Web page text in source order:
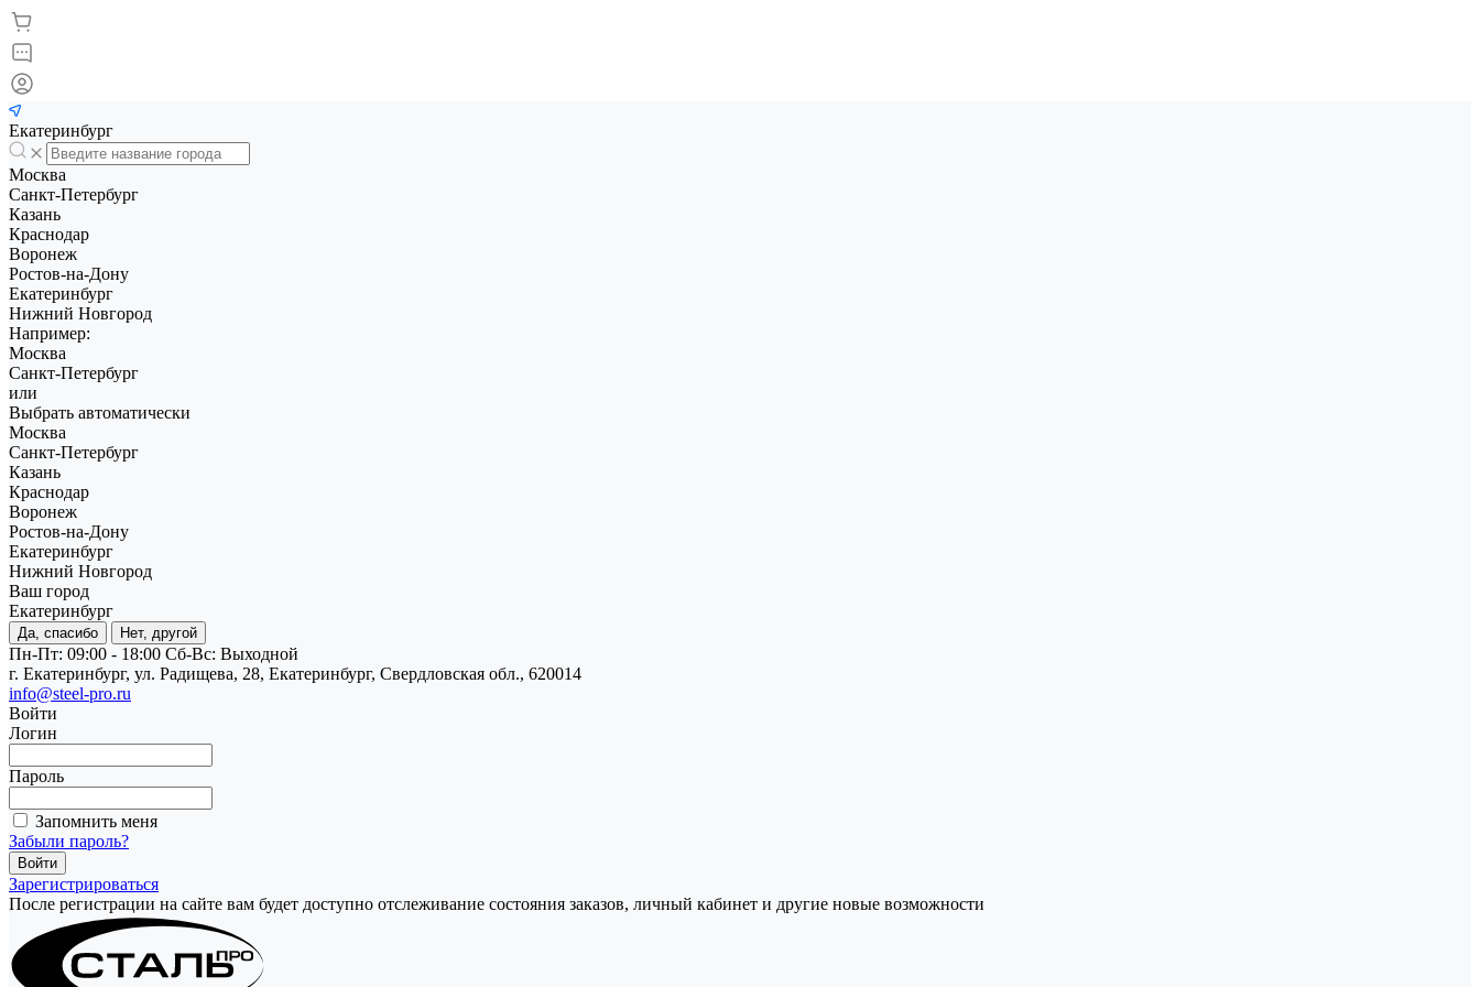
Екатеринбург
Москва
Санкт-Петербург
Казань
Краснодар
Воронеж
Ростов-на-Дону
Екатеринбург
Нижний Новгород
Например:
Москва
Санкт-Петербург
или
Выбрать автоматически
Москва
Санкт-Петербург
Казань
Краснодар
Воронеж
Ростов-на-Дону
Екатеринбург
Нижний Новгород
Ваш город
Екатеринбург
Да, спасибо Нет, другой
Пн-Пт: 09:00 - 18:00 Cб-Вс: Выходной
г. Екатеринбург, ул. Радищева, 28, Екатеринбург, Свердловская обл., 620014
info@steel-pro.ru
Войти
Логин
Пароль
Запомнить меня
Забыли пароль?
Зарегистрироваться
После регистрации на сайте вам будет доступно отслеживание состояния заказов, личный кабинет и другие новые возможности